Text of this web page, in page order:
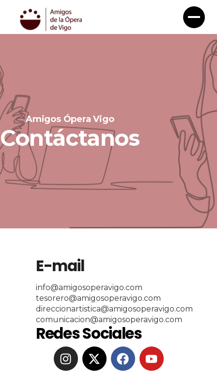
Amigos Ópera Vigo
Contáctanos
E-mail
info@amigosoperavigo.com
tesorero@amigosoperavigo.com
direccionartistica@amigosoperavigo.com
comunicacion@amigosoperavigo.com
Redes Sociales